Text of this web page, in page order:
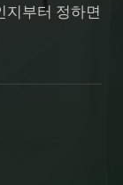
지부터 정하면